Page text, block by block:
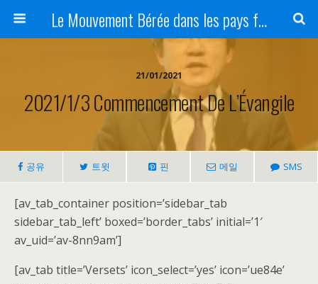
Le Mouvement Bérée dans les pays francophones
21/01/2021
2021/1/3 Commencement De L’Évangile
공유 트윗 핀 메일 SMS
[av_tab_container position=’sidebar_tab
sidebar_tab_left’ boxed=’border_tabs’ initial=’1′
av_uid=’av-8nn9am’]
[av_tab title=’Versets’ icon_select=’yes’ icon=’ue84e’